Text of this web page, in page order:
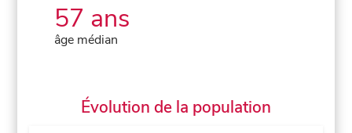
57 ans
âge médian
Évolution de la population